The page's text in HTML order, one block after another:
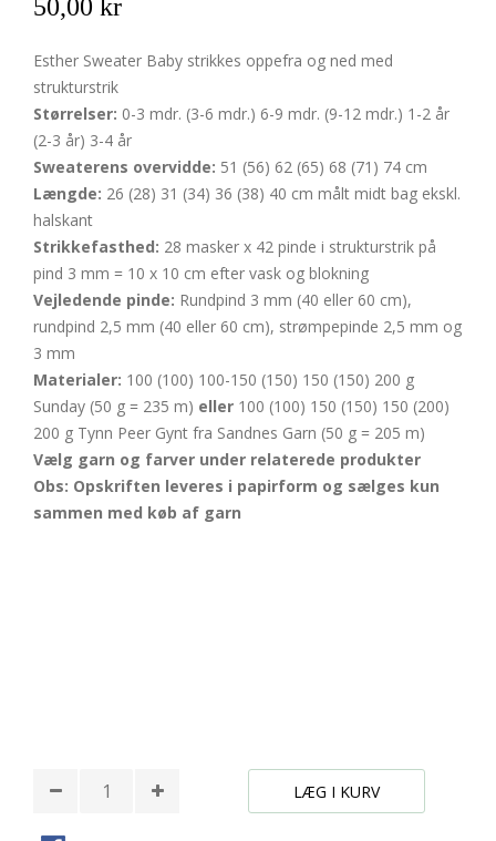
50,00 kr
Esther Sweater Baby strikkes oppefra og ned med
strukturstrik
Størrelser: 0-3 mdr. (3-6 mdr.) 6-9 mdr. (9-12 mdr.) 1-2 år
(2-3 år) 3-4 år
Sweaterens overvidde: 51 (56) 62 (65) 68 (71) 74 cm
Længde: 26 (28) 31 (34) 36 (38) 40 cm målt midt bag ekskl.
halskant
Strikkefasthed: 28 masker x 42 pinde i strukturstrik på
pind 3 mm = 10 x 10 cm efter vask og blokning
Vejledende pinde: Rundpind 3 mm (40 eller 60 cm),
rundpind 2,5 mm (40 eller 60 cm), strømpepinde 2,5 mm og
3 mm
Materialer: 100 (100) 100-150 (150) 150 (150) 200 g
Sunday (50 g = 235 m) eller 100 (100) 150 (150) 150 (200)
200 g Tynn Peer Gynt fra Sandnes Garn (50 g = 205 m)
Vælg garn og farver under relaterede produkter
Obs: Opskriften leveres i papirform og sælges kun
sammen med køb af garn
LÆG I KURV